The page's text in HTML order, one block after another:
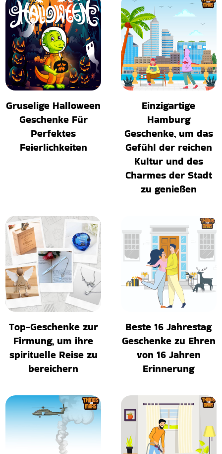
Gruselige Halloween
Geschenke Für
Perfektes
Feierlichkeiten
Einzigartige
Hamburg
Geschenke, um das
Gefühl der reichen
Kultur und des
Charmes der Stadt
zu genießen
Top-Geschenke zur
Firmung, um ihre
spirituelle Reise zu
bereichern
Beste 16 Jahrestag
Geschenke zu Ehren
von 16 Jahren
Erinnerung